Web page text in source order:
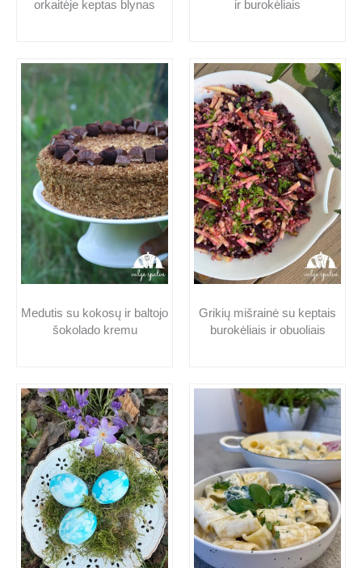
orkaitėje keptas blynas ir burokėliais
Medutis su kokosų ir baltojo
šokolado kremu
Grikių mišrainė su keptais
burokėliais ir obuoliais